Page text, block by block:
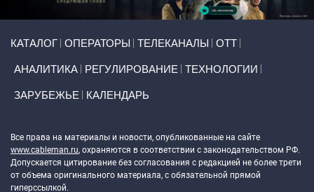
КАТАЛОГ ОПЕРАТОРЫ ТЕЛЕКАНАЛЫ ОТТ
АНАЛИТИКА РЕГУЛИРОВАНИЕ ТЕХНОЛОГИИ
ЗАРУБЕЖЬЕ КАЛЕНДАРЬ
Все права на материалы и новости, опубликованные на сайте
www.cableman.ru, охраняются в соответствии с законодательством РФ.
Допускается цитирование без согласования с редакцией не более трети
от объема оригинального материала, с обязательной прямой
гиперссылкой.